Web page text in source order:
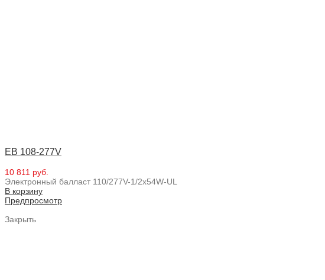
EB 108-277V
10 811 руб.
Электронный балласт 110/277V-1/2x54W-UL
В корзину
Предпросмотр
Закрыть